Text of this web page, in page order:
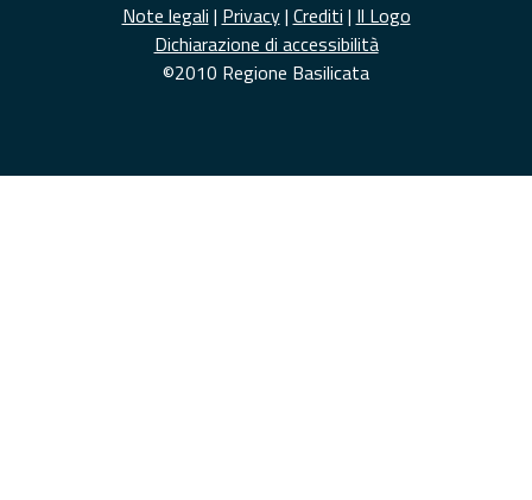
Note legali | Privacy| Crediti | Il Logo
Dichiarazione di accessibilità
©2010 Regione Basilicata